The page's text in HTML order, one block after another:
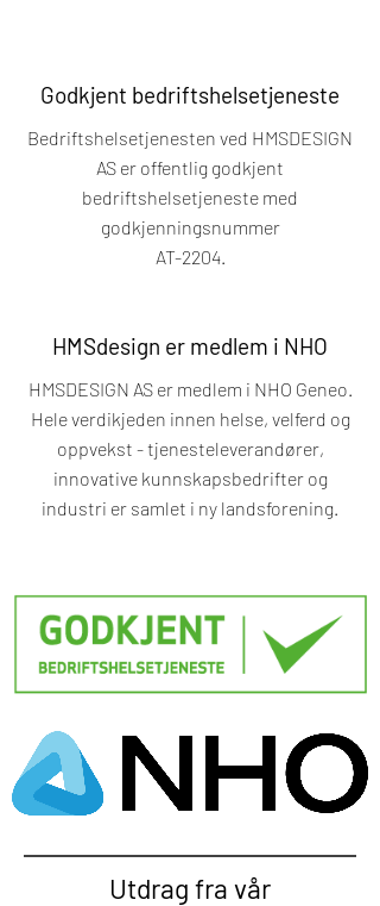
Godkjent bedriftshelsetjeneste
Bedriftshelsetjenesten ved HMSDESIGN
AS er offentlig godkjent
bedriftshelsetjeneste med
godkjenningsnummer
AT-2204.
HMSdesign er medlem i NHO
HMSDESIGN AS er medlem i NHO Geneo.
Hele verdikjeden innen helse, velferd og
oppvekst - tjenesteleverandører,
innovative kunnskapsbedrifter og
industri er samlet i ny landsforening.
Utdrag fra vår